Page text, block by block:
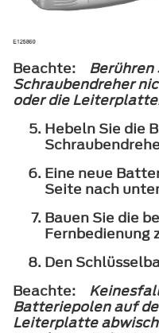
Beachte:
Berühren
Schraubendreher
oder die
Hebeln Sie die
Eine neue
Seite nach
Bauen Sie die
Fernbedienung
Den
Beachte:
Batteriepolen auf
Leiterplatte